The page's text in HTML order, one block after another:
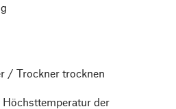
/ Trockner trocknen
der